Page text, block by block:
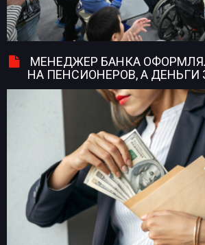
МЕНЕДЖЕР БАНКА
НА ПЕНСИОНЕРОВ, А ДЕНЬГИ